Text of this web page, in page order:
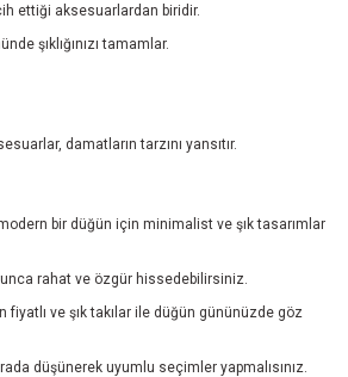
ettiği aksesuarlardan biridir.
şıklığınızı tamamlar.
damatların tarzını yansıtır.
bir düğün için minimalist ve şık tasarımlar
rahat ve özgür hissedebilirsiniz.
ve şık takılar ile düğün gününüzde göz
düşünerek uyumlu seçimler yapmalısınız.